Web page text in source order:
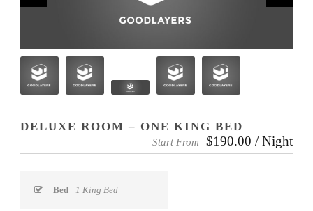
DELUXE ROOM – ONE KING BED
Start From $190.00 / Night
Bed 1 King Bed